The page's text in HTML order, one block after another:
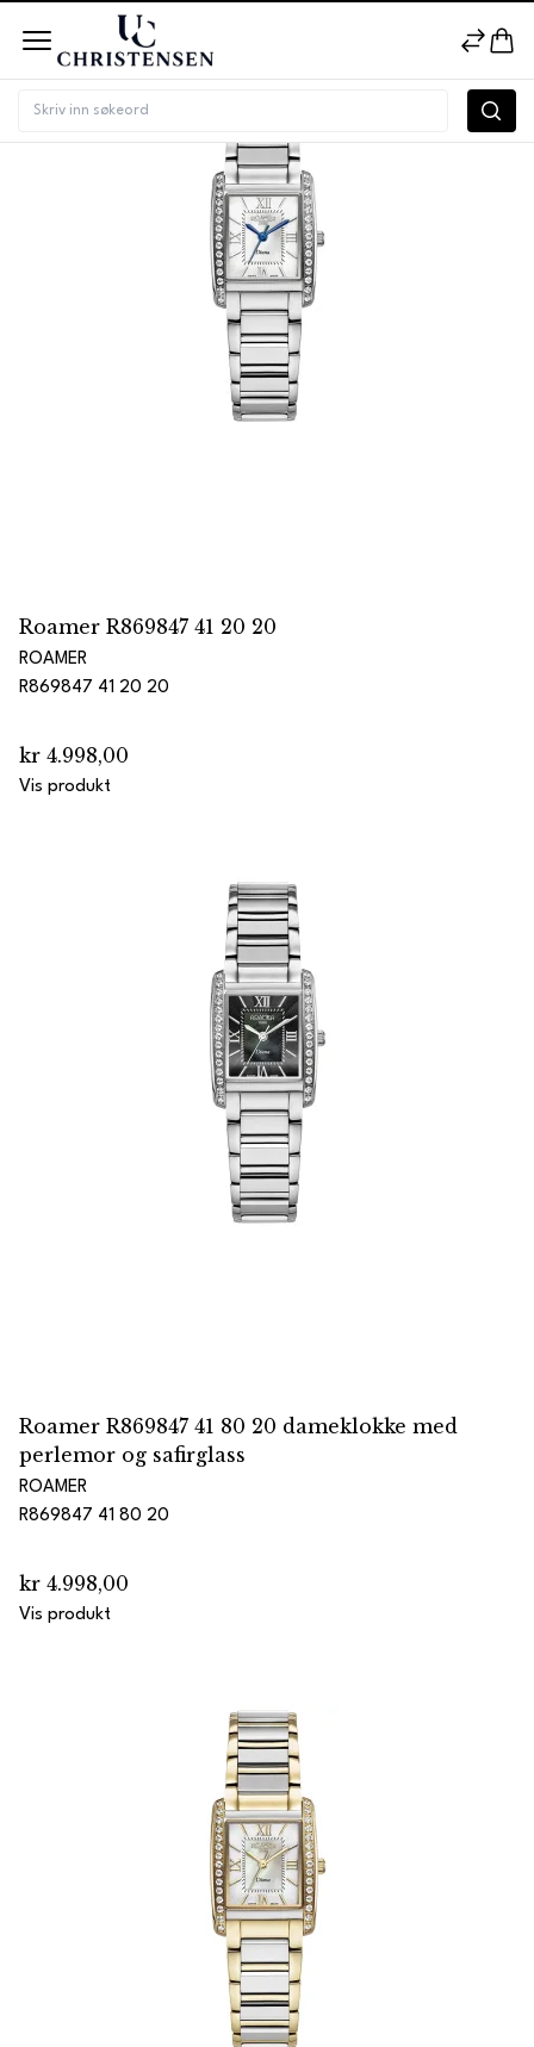
Roamer R869847 41 20 20
ROAMER
R869847 41 20 20
kr 4.998,00
Vis produkt
Roamer R869847 41 80 20 dameklokke med
perlemor og safirglass
ROAMER
R869847 41 80 20
kr 4.998,00
Vis produkt